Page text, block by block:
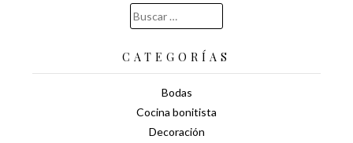
Buscar:
CATEGORÍAS
Bodas
Cocina bonitista
Decoración